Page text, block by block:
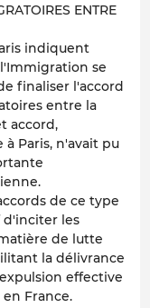
ENTRE
indiquent
se
finaliser l'accord
entre la
accord,
Paris, n'avait pu
de ce type
d'inciter les
de lutte
la délivrance
effective
France.